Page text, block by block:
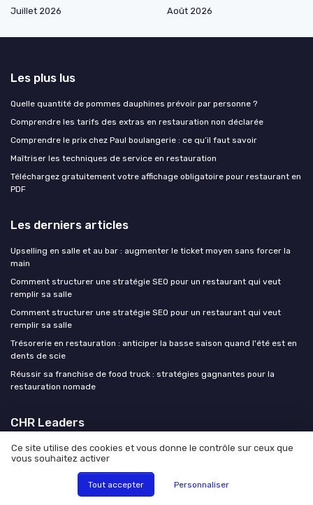
Juillet 2026
Août 2026
Les plus lus
Quelle quantité de pommes dauphines prévoir par personne ?
Comprendre les tarifs des extras en restauration non déclarée
Comprendre le prix chez Paul boulangerie : ce qu’il faut savoir
Maîtriser les techniques de service en restauration
Téléchargez gratuitement votre affichage obligatoire pour restaurant en
PDF
Les derniers articles
Upselling en salle et au bar : augmenter le ticket moyen sans forcer la
main
Comment structurer une stratégie SEO pour un restaurant qui veut
remplir sa salle
Comment structurer une stratégie SEO pour un restaurant qui veut
remplir sa salle
Trésorerie en restauration : anticiper la basse saison quand l'été est en
dents de scie
Réussir sa franchise de food truck : stratégies gagnantes pour la
restauration nomade
CHR Leaders
Mentions légales Politique de confidentialité
Ce site utilise des cookies et vous donne le contrôle sur ceux que
vous souhaitez activer
Tout accepter Personnaliser